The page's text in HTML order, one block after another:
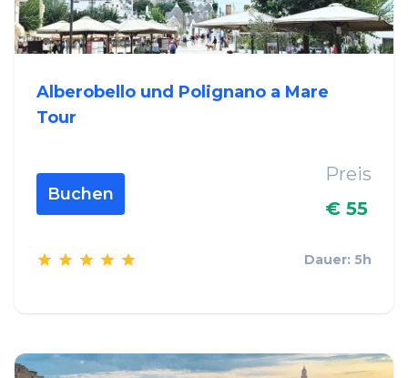
Alberobello und Polignano a Mare
Tour
Buchen
Preis
€ 55
Dauer: 5h